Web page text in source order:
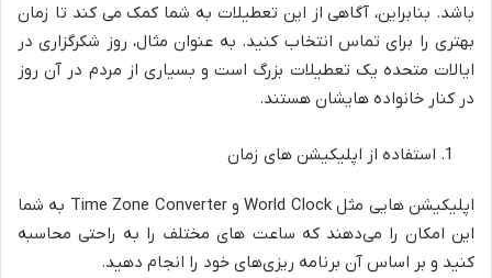
باشد. بنابراین، آگاهی از این تعطیلات به شما کمک می ‌کند تا زمان
بهتری را برای تماس انتخاب کنید. به‌ عنوان مثال، روز شکرگزاری در
ایالات متحده یک تعطیلات بزرگ است و بسیاری از مردم در آن روز
در کنار خانواده‌ هایشان هستند.
استفاده از اپلیکیشن‌ های زمان
اپلیکیشن ‌هایی مثل World Clock وTime Zone Converter به شما
این امکان را می‌دهند که ساعت ‌های مختلف را به راحتی محاسبه
کنید و بر اساس آن برنامه‌ ریزی‌های خود را انجام دهید.